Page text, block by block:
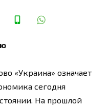
«Украина» означает
сегодня
На прошлой